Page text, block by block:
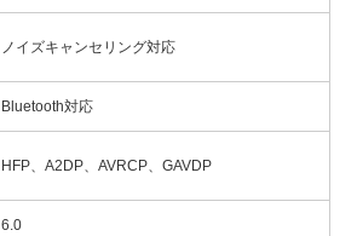
ノイズキャンセリング対応
Bluetooth対応
HFP、A2DP、AVRCP、GAVDP
6.0